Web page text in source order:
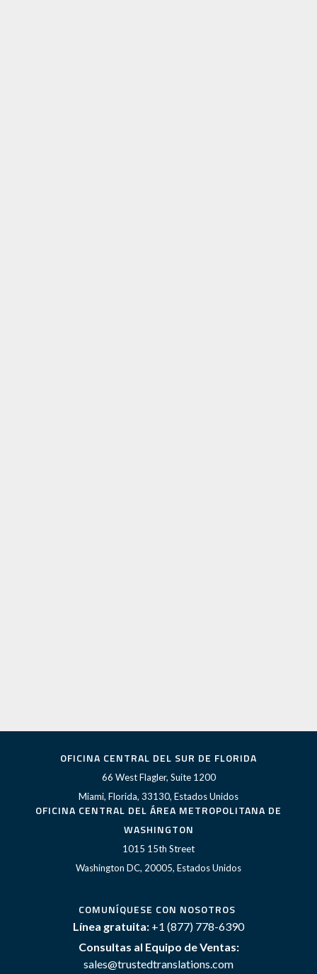
OFICINA CENTRAL DEL SUR DE FLORIDA
66 West Flagler, Suite 1200
Miami, Florida, 33130, Estados Unidos
OFICINA CENTRAL DEL ÁREA METROPOLITANA DE
WASHINGTON
1015 15th Street
Washington DC, 20005, Estados Unidos
COMUNÍQUESE CON NOSOTROS
Línea gratuita: +1 (877) 778-6390
Consultas al Equipo de Ventas:
sales@trustedtranslations.com